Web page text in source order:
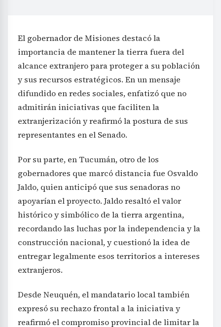
El gobernador de Misiones destacó la
importancia de mantener la tierra fuera del
alcance extranjero para proteger a su población
y sus recursos estratégicos. En un mensaje
difundido en redes sociales, enfatizó que no
admitirán iniciativas que faciliten la
extranjerización y reafirmó la postura de sus
representantes en el Senado.
Por su parte, en Tucumán, otro de los
gobernadores que marcó distancia fue Osvaldo
Jaldo, quien anticipó que sus senadoras no
apoyarían el proyecto. Jaldo resaltó el valor
histórico y simbólico de la tierra argentina,
recordando las luchas por la independencia y la
construcción nacional, y cuestionó la idea de
entregar legalmente esos territorios a intereses
extranjeros.
Desde Neuquén, el mandatario local también
expresó su rechazo frontal a la iniciativa y
reafirmó el compromiso provincial de limitar la